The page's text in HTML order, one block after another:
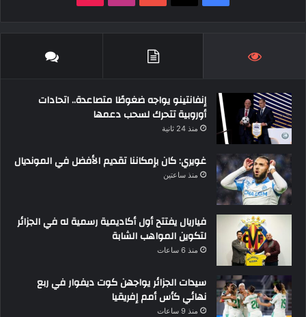
إنفانتينو يواجه ضغوطًا متصاعدة.. اتحادات
أوروبية تتحرك لسحب دعمها
منذ 24 ثانية
غويري: كان بإمكاننا تقديم الأفضل في المونديال
منذ ساعتين
فياريال يفتتح أول أكاديمية رسمية له في الجزائر
لتكوين المواهب الشابة
منذ 6 ساعات
سيدات الجزائر يواجهن كوت ديفوار في ربع
نهائي كأس أمم إفريقيا
منذ 9 ساعات